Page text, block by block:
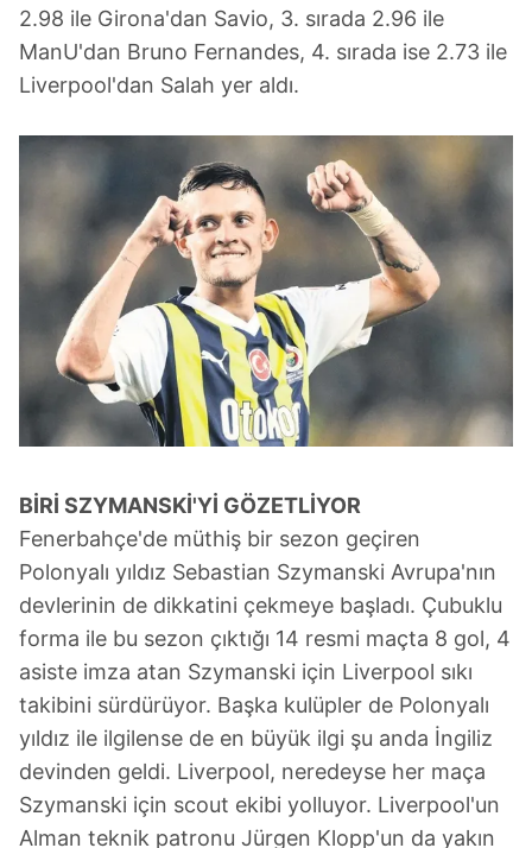
2.98 ile Girona'dan Savio, 3. sırada 2.96 ile
ManU'dan Bruno Fernandes, 4. sırada ise 2.73 ile
Liverpool'dan Salah yer aldı.
BİRİ SZYMANSKİ'Yİ GÖZETLİYOR
Fenerbahçe'de müthiş bir sezon geçiren
Polonyalı yıldız Sebastian Szymanski Avrupa'nın
devlerinin de dikkatini çekmeye başladı. Çubuklu
forma ile bu sezon çıktığı 14 resmi maçta 8 gol, 4
asiste imza atan Szymanski için Liverpool sıkı
takibini sürdürüyor. Başka kulüpler de Polonyalı
yıldız ile ilgilense de en büyük ilgi şu anda İngiliz
devinden geldi. Liverpool, neredeyse her maça
Szymanski için scout ekibi yolluyor. Liverpool'un
Alman teknik patronu Jürgen Klopp'un da yakın